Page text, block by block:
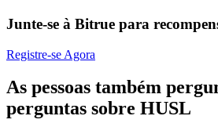
Informação
Junte-se à Bitrue para
Registre-se Agora
As pessoas também
perguntas sobre HUSL